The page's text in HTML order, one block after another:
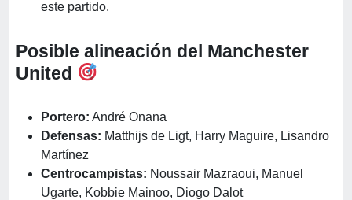
este partido.
Posible alineación del Manchester
United
Portero: André Onana
Defensas: Matthijs de Ligt, Harry Maguire, Lisandro
Martínez
Centrocampistas: Noussair Mazraoui, Manuel
Ugarte, Kobbie Mainoo, Diogo Dalot